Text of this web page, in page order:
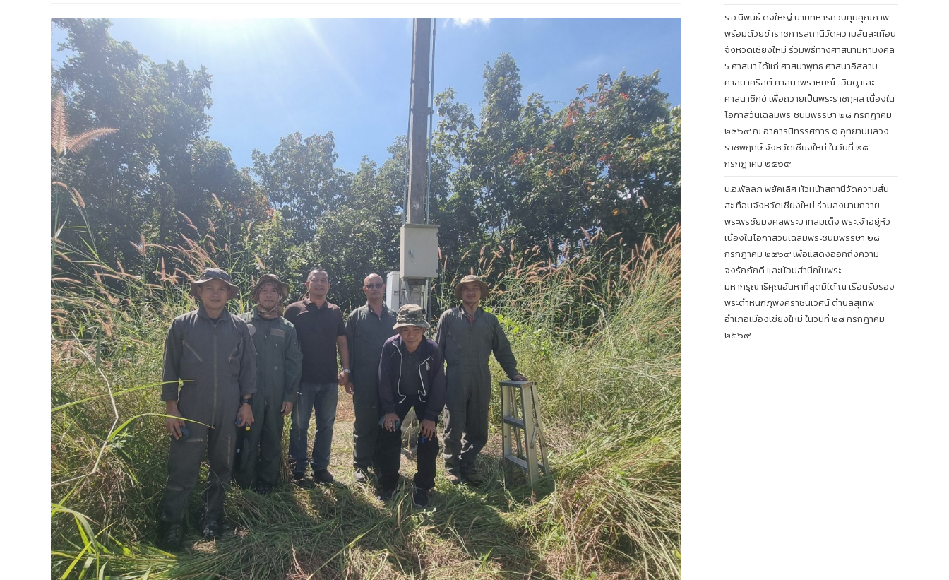
ร.อ.นิพนธ์ ดงใหญ่ นายทหารควบคุมคุณภาพ
พร้อมด้วยข้าราชการสถานีวัดความสั่นสะเทือน
จังหวัดเชียงใหม่ ร่วมพิธีทางศาสนามหามงคล
5 ศาสนา ได้แก่ ศาสนาพุทธ ศาสนาอิสลาม
ศาสนาคริสต์ ศาสนาพราหมณ์–ฮินดู และ
ศาสนาซิกข์ เพื่อถวายเป็นพระราชกุศล เนื่องใน
โอกาสวันเฉลิมพระชนมพรรษา ๒๘ กรกฎาคม
๒๕๖๙ ณ อาคารนิทรรศการ ๑ อุทยานหลวง
ราชพฤกษ์ จังหวัดเชียงใหม่ ในวันที่ ๒๘
กรกฎาคม ๒๕๖๙
น.อ.พัลลภ พยัคเลิศ หัวหน้าสถานีวัดความสั่น
สะเทือนจังหวัดเชียงใหม่ ร่วมลงนามถวาย
พระพรชัยมงคลพระบาทสมเด็จ พระเจ้าอยู่หัว
เนื่องในโอกาสวันเฉลิมพระชนมพรรษา ๒๘
กรกฎาคม ๒๕๖๙ เพื่อแสดงออกถึงความ
จงรักภักดี และน้อมสำนึกในพระ
มหากรุณาธิคุณอันหาที่สุดมิได้ ณ เรือนรับรอง
พระตำหนักภูพิงคราชนิเวศน์ ตำบลสุเทพ
อำเภอเมืองเชียงใหม่ ในวันที่ ๒๘ กรกฎาคม
๒๕๖๙